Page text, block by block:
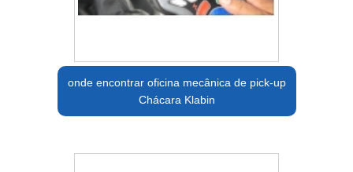
onde encontrar oficina mecânica de pick-up
Chácara Klabin